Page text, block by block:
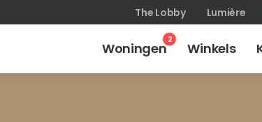
The Lobby Lumière
Woningen
2
Winkels